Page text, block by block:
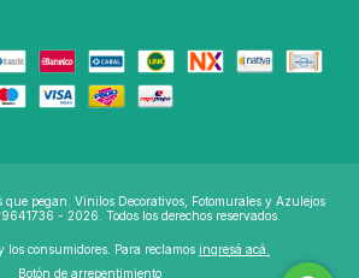
que pegan. Vinilos Decorativos, Fotomurales y Azulejos
- 2026. Todos los derechos reservados.
los consumidores. Para reclamos ingresá acá.
Botón de arrepentimiento